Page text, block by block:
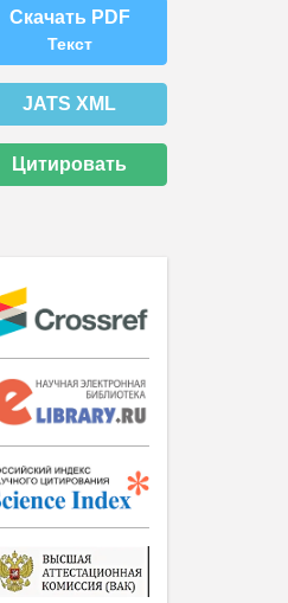
Скачать PDF
Текст
JATS XML
Цитировать